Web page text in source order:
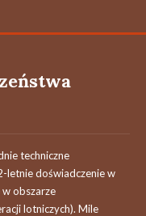
techniczne
letnie doświadczenie w
obszarze
lotniczych). Mile